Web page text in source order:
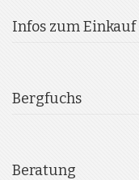
Infos zum Einkauf
Bergfuchs
Beratung